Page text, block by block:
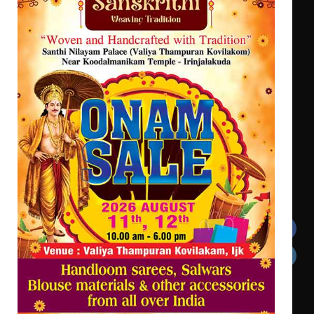
ട്യുണീഷ്യൻ ചിത്രം ” ദി വോയിസ്
ഓഫ് ഹിന്ദ് റജബ് ” ഇരിങ്ങാലക്കുട
ഫിലിം സൊസൈറ്റി ആഗസ്റ്റ് 7
വെള്ളിയാഴ്ച സ്‌ക്രീൻ ചെയ്യുന്നു
സെന്റ് ജോസഫ്സ് കോളജ്
കോമേഴ്‌സ് അസോസിയേഷന്
തുടക്കമായി
Get In Touch
Twitter Facebook
LinkedIn Instagram
YouTube